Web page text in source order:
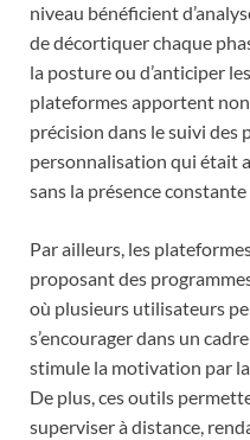
niveau bénéficient
de décortiquer chaque
la posture ou d’anticiper
plateformes apportent
précision dans le suivi des
personnalisation qui était
sans la présence
Par ailleurs, les
proposant des
où plusieurs utilisateurs
s’encourager dans un
stimule la motivation par
De plus, ces outils
superviser à distance,